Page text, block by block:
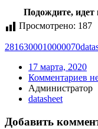
Подождите, идет
Просмотрено: 187
2816300010000070
17 марта, 2020
Комментариев
Администратор
datasheet
Добавить